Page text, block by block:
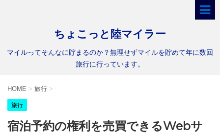
ちょこっと陸マイラー
マイルってそんなに貯まるのか？無理せずマイルを貯めて年に数回
旅行に行っています。
HOME > 旅行 >
旅行
宿泊予約の権利を売買できるWebサ